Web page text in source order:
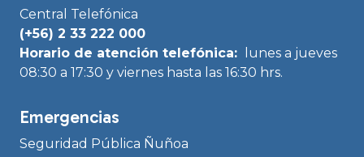
Central Telefónica
(+56) 2 33 222 000
Horario de atención telefónica:
lunes a jueves
08:30 a 17:30 y viernes hasta las 16:30 hrs.
Emergencias
Seguridad Pública Ñuñoa